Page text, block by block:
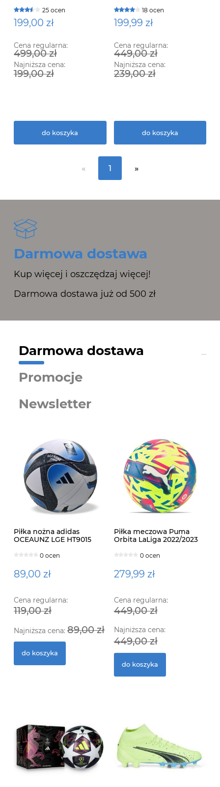
25 ocen
199,00 zł
Cena regularna:
499,00 zł
Najniższa cena:
199,00 zł
do koszyka
18 ocen
199,99 zł
Cena regularna:
449,00 zł
Najniższa cena:
239,00 zł
do koszyka
« 1 »
Darmowa dostawa
Kup więcej i oszczędzaj więcej!
Darmowa dostawa już od 500 zł
Darmowa dostawa
Promocje
Newsletter
Piłka nożna adidas
OCEAUNZ LGE HT9015
0 ocen
89,00 zł
Cena regularna:
119,00 zł
Najniższa cena: 89,00 zł
do koszyka
Piłka meczowa Puma
Orbita LaLiga 2022/2023
0 ocen
279,99 zł
Cena regularna:
449,00 zł
Najniższa cena:
449,00 zł
do koszyka